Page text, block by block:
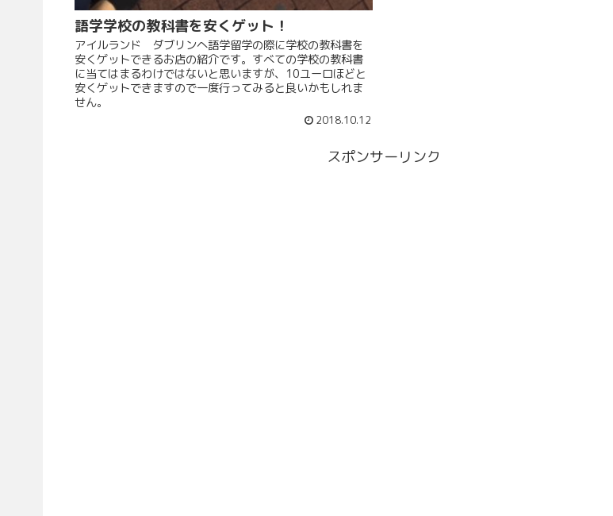
語学学校の教科書を安くゲット！
アイルランド ダブリンへ語学留学の際に学校の教科書を
安くゲットできるお店の紹介です。すべての学校の教科書
に当てはまるわけではないと思いますが、10ユーロほどと
安くゲットできますので一度行ってみると良いかもしれま
せん。
2018.10.12
スポンサーリンク